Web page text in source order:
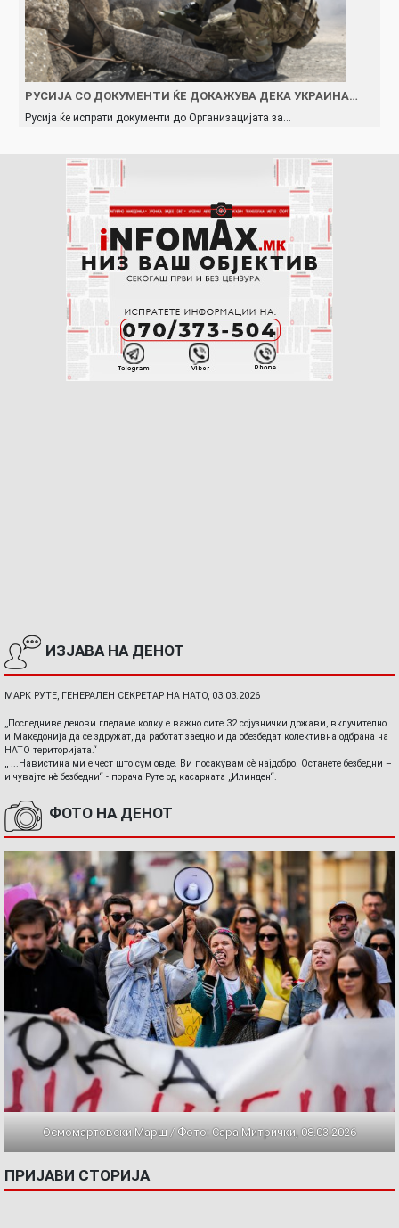
РУСИЈА СО ДОКУМЕНТИ ЌЕ ДОКАЖУВА ДЕКА УКРАИНА…
Русија ќе испрати документи до Организацијата за…
ИЗЈАВА НА ДЕНОТ
МАРК РУТЕ, ГЕНЕРАЛЕН СЕКРЕТАР НА НАТО, 03.03.2026
„Последниве денови гледаме колку е важно сите 32 сојузнички држави, вклучително
и Македонија да се здружат, да работат заедно и да обезбедат колективна одбрана на
НАТО територијата.“
„ ...Навистина ми е чест што сум овде. Ви посакувам сè најдобро. Останете безбедни –
и чувајте нè безбедни“ - порача Руте од касарната „Илинден“.
ФОТО НА ДЕНОТ
Осмомартовски Марш / Фото: Сара Митрички, 08.03.2026
ПРИЈАВИ СТОРИЈА